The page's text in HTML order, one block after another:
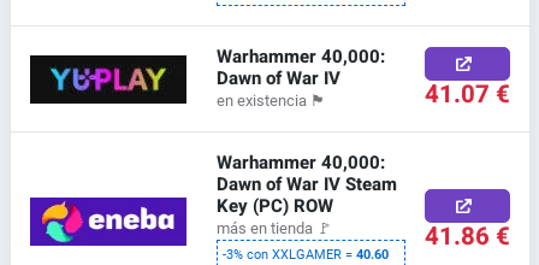
Warhammer 40,000:
Dawn of War IV
en existencia 🏴 41.07 €
Warhammer 40,000:
Dawn of War IV Steam
Key (PC) ROW
más en tienda 🚩
-3% con XXLGAMER =40.60
41.86 €